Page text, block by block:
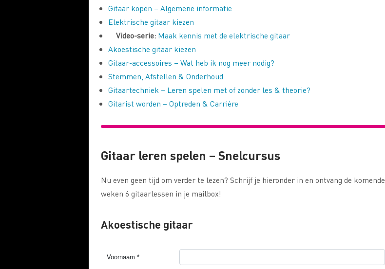
Gitaar kopen – Algemene informatie
Elektrische gitaar kiezen
Video-serie: Maak kennis met de elektrische gitaar
Akoestische gitaar kiezen
Gitaar-accessoires – Wat heb ik nog meer nodig?
Stemmen, Afstellen & Onderhoud
Gitaartechniek – Leren spelen met of zonder les & theorie?
Gitarist worden – Optreden & Carrière
Gitaar leren spelen – Snelcursus
Nu even geen tijd om verder te lezen? Schrijf je hieronder in en ontvang de komende
weken 6 gitaarlessen in je mailbox!
Akoestische gitaar